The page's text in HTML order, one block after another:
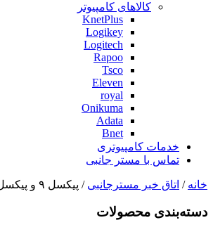
کالاهای کامپیوتر
KnetPlus
Logikey
Logitech
Rapoo
Tsco
Eleven
royal
Onikuma
Adata
Bnet
خدمات کامپیوتری
تماس با مستر جانبی
خانه / اتاق خبر مسترجانبی / پیکسل ۹ و پیکسل ۹ پرو و پرو XL معرفی شدند
دسته‌بندی‌ محصولات